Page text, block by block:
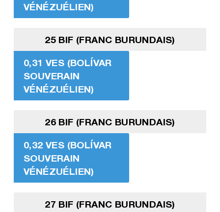
VÉNÉZUÉLIEN)
25 BIF (FRANC BURUNDAIS)
0,31 VES (BOLÍVAR
SOUVERAIN
VÉNÉZUÉLIEN)
26 BIF (FRANC BURUNDAIS)
0,32 VES (BOLÍVAR
SOUVERAIN
VÉNÉZUÉLIEN)
27 BIF (FRANC BURUNDAIS)